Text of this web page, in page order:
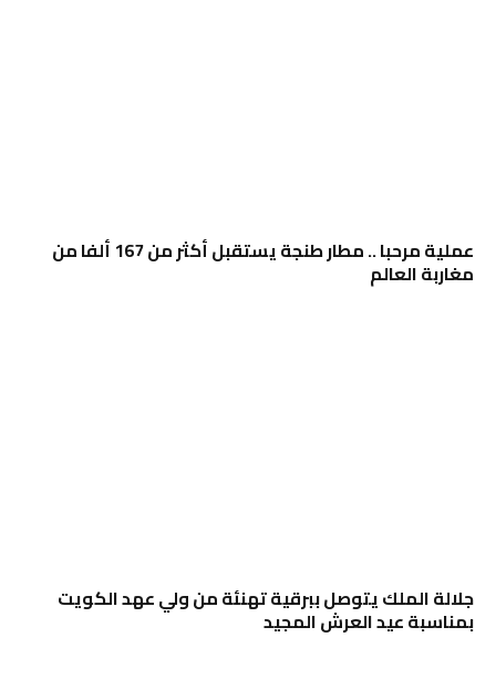
عملية مرحبا .. مطار طنجة يستقبل أكثر من 167 ألفا من
مغاربة العالم
جلالة الملك يتوصل ببرقية تهنئة من ولي عهد الكويت
بمناسبة عيد العرش المجيد